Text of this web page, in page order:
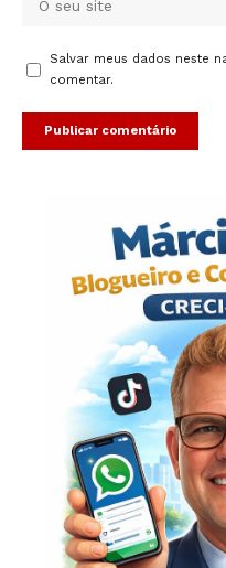
Salvar meus dados neste
comentar.